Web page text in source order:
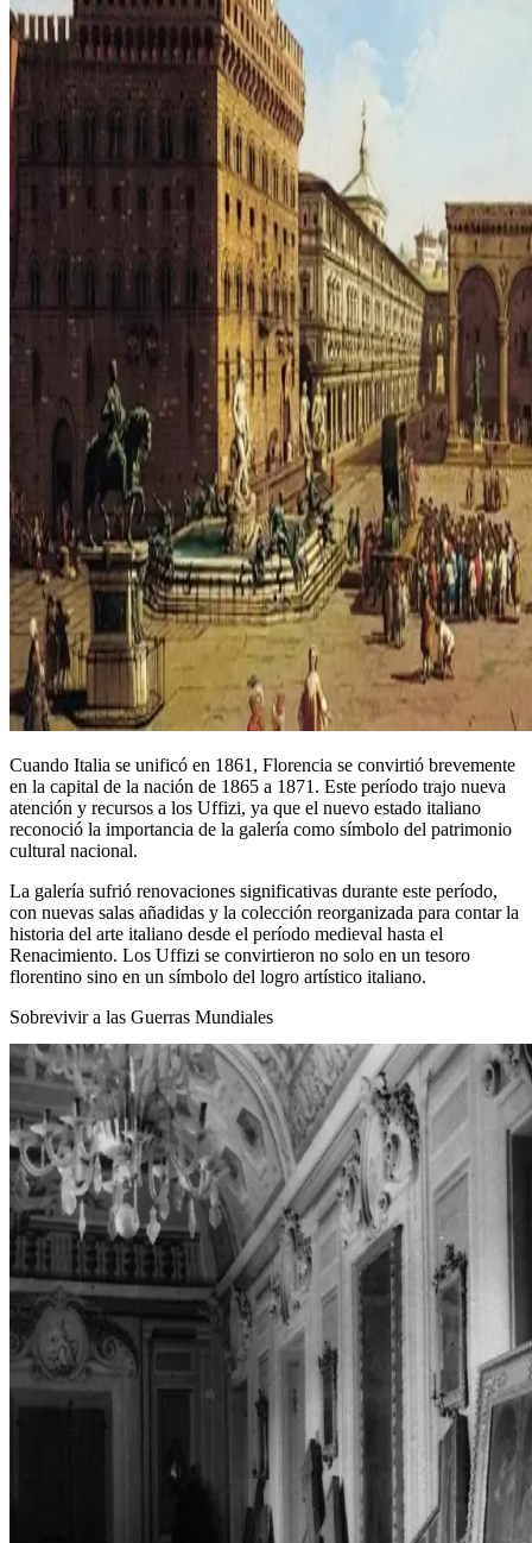
Cuando Italia se unificó en 1861, Florencia se convirtió brevemente
en la capital de la nación de 1865 a 1871. Este período trajo nueva
atención y recursos a los Uffizi, ya que el nuevo estado italiano
reconoció la importancia de la galería como símbolo del patrimonio
cultural nacional.
La galería sufrió renovaciones significativas durante este período,
con nuevas salas añadidas y la colección reorganizada para contar la
historia del arte italiano desde el período medieval hasta el
Renacimiento. Los Uffizi se convirtieron no solo en un tesoro
florentino sino en un símbolo del logro artístico italiano.
Sobrevivir a las Guerras Mundiales